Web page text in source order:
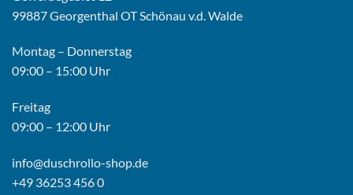
99887 Georgenthal OT Schönau v.d. Walde
Montag – Donnerstag
09:00 – 15:00 Uhr
Freitag
09:00 – 12:00 Uhr
info@duschrollo-shop.de
+49 36253 456 0